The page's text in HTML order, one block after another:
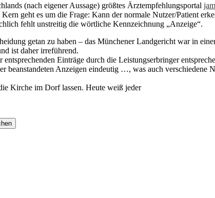
(nach eigener Aussage) größtes Ärztempfehlungsportal
geht es um die Frage: Kann der normale Nutzer/Patient
fehlt unstreitig die wörtliche Kennzeichnung „Anzeige“.
getan zu haben – das Münchener Landgericht war in
ist daher irreführend.
entsprechenden Einträge durch die Leistungserbringer
beanstandeten Anzeigen eindeutig …, was auch verschiedene
Kirche im Dorf lassen. Heute weiß jeder